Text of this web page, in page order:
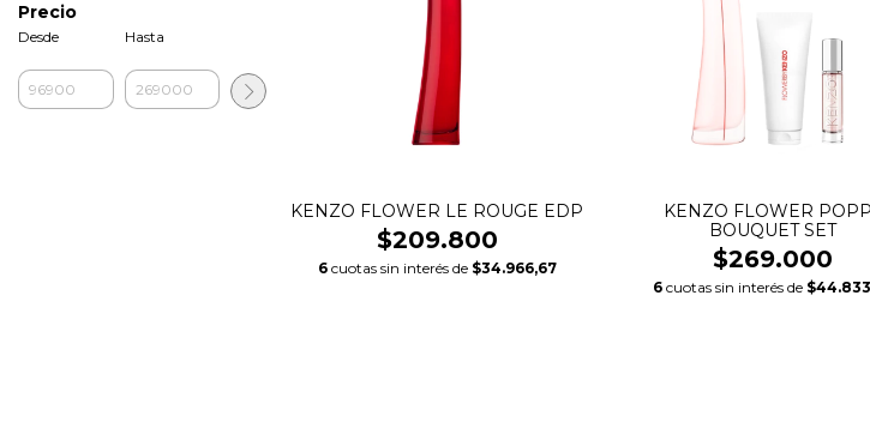
Precio
Desde Hasta
KENZO FLOWER LE ROUGE EDP
$209.800
6 cuotas sin interés de $34.966,67
KENZO FLOWER
BOUQUET SET
$269.000
6 cuotas sin interés de